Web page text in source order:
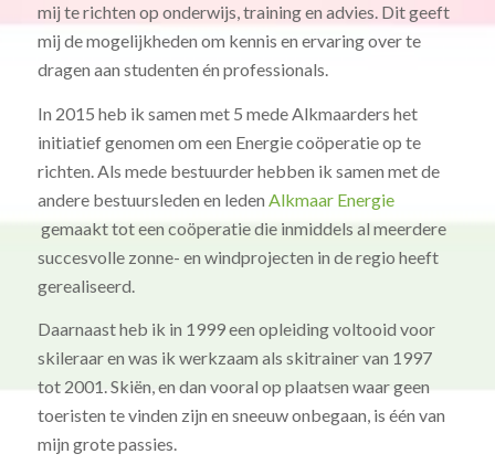
mij te richten op onderwijs, training en advies. Dit geeft
mij de mogelijkheden om kennis en ervaring over te
dragen aan studenten én professionals.
In 2015 heb ik samen met 5 mede Alkmaarders het
initiatief genomen om een Energie coöperatie op te
richten. Als mede bestuurder hebben ik samen met de
andere bestuursleden en leden Alkmaar Energie
gemaakt tot een coöperatie die inmiddels al meerdere
succesvolle zonne- en windprojecten in de regio heeft
gerealiseerd.
Daarnaast heb ik in 1999 een opleiding voltooid voor
skileraar en was ik werkzaam als skitrainer van 1997
tot 2001. Skiën, en dan vooral op plaatsen waar geen
toeristen te vinden zijn en sneeuw onbegaan, is één van
mijn grote passies.